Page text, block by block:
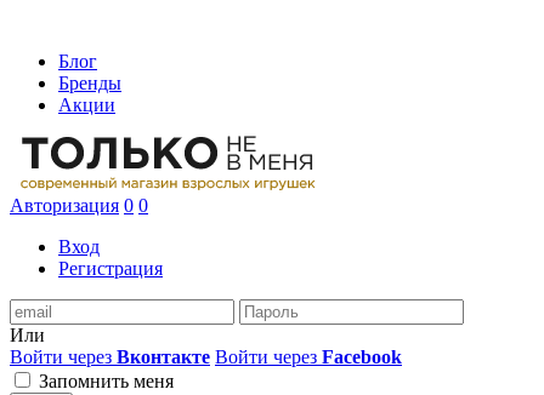
Блог
Бренды
Акции
Авторизация 0 0
Вход
Регистрация
Или
Войти через Вконтакте Войти через Facebook
Запомнить меня